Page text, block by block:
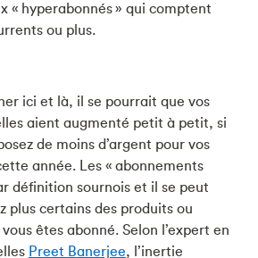
« hyperabonnés » qui comptent
ou plus.
ici et là, il se pourrait que vos
aient augmenté petit à petit, si
de moins d’argent pour vos
année. Les « abonnements
définition sournois et il se peut
plus certains des produits ou
êtes abonné. Selon l’expert en
Preet Banerjee, l’inertie